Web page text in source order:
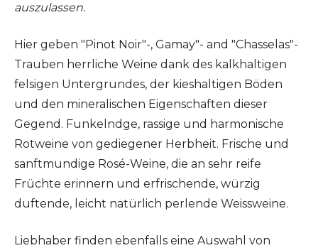
auszulassen.
Hier geben "Pinot Noir"-, Gamay"- and "Chasselas"-
Trauben herrliche Weine dank des kalkhaltigen
felsigen Untergrundes, der kieshaltigen Böden
und den mineralischen Eigenschaften dieser
Gegend. Funkelndge, rassige und harmonische
Rotweine von gediegener Herbheit. Frische und
sanftmundige Rosé-Weine, die an sehr reife
Früchte erinnern und erfrischende, würzig
duftende, leicht natürlich perlende Weissweine.
Liebhaber finden ebenfalls eine Auswahl von